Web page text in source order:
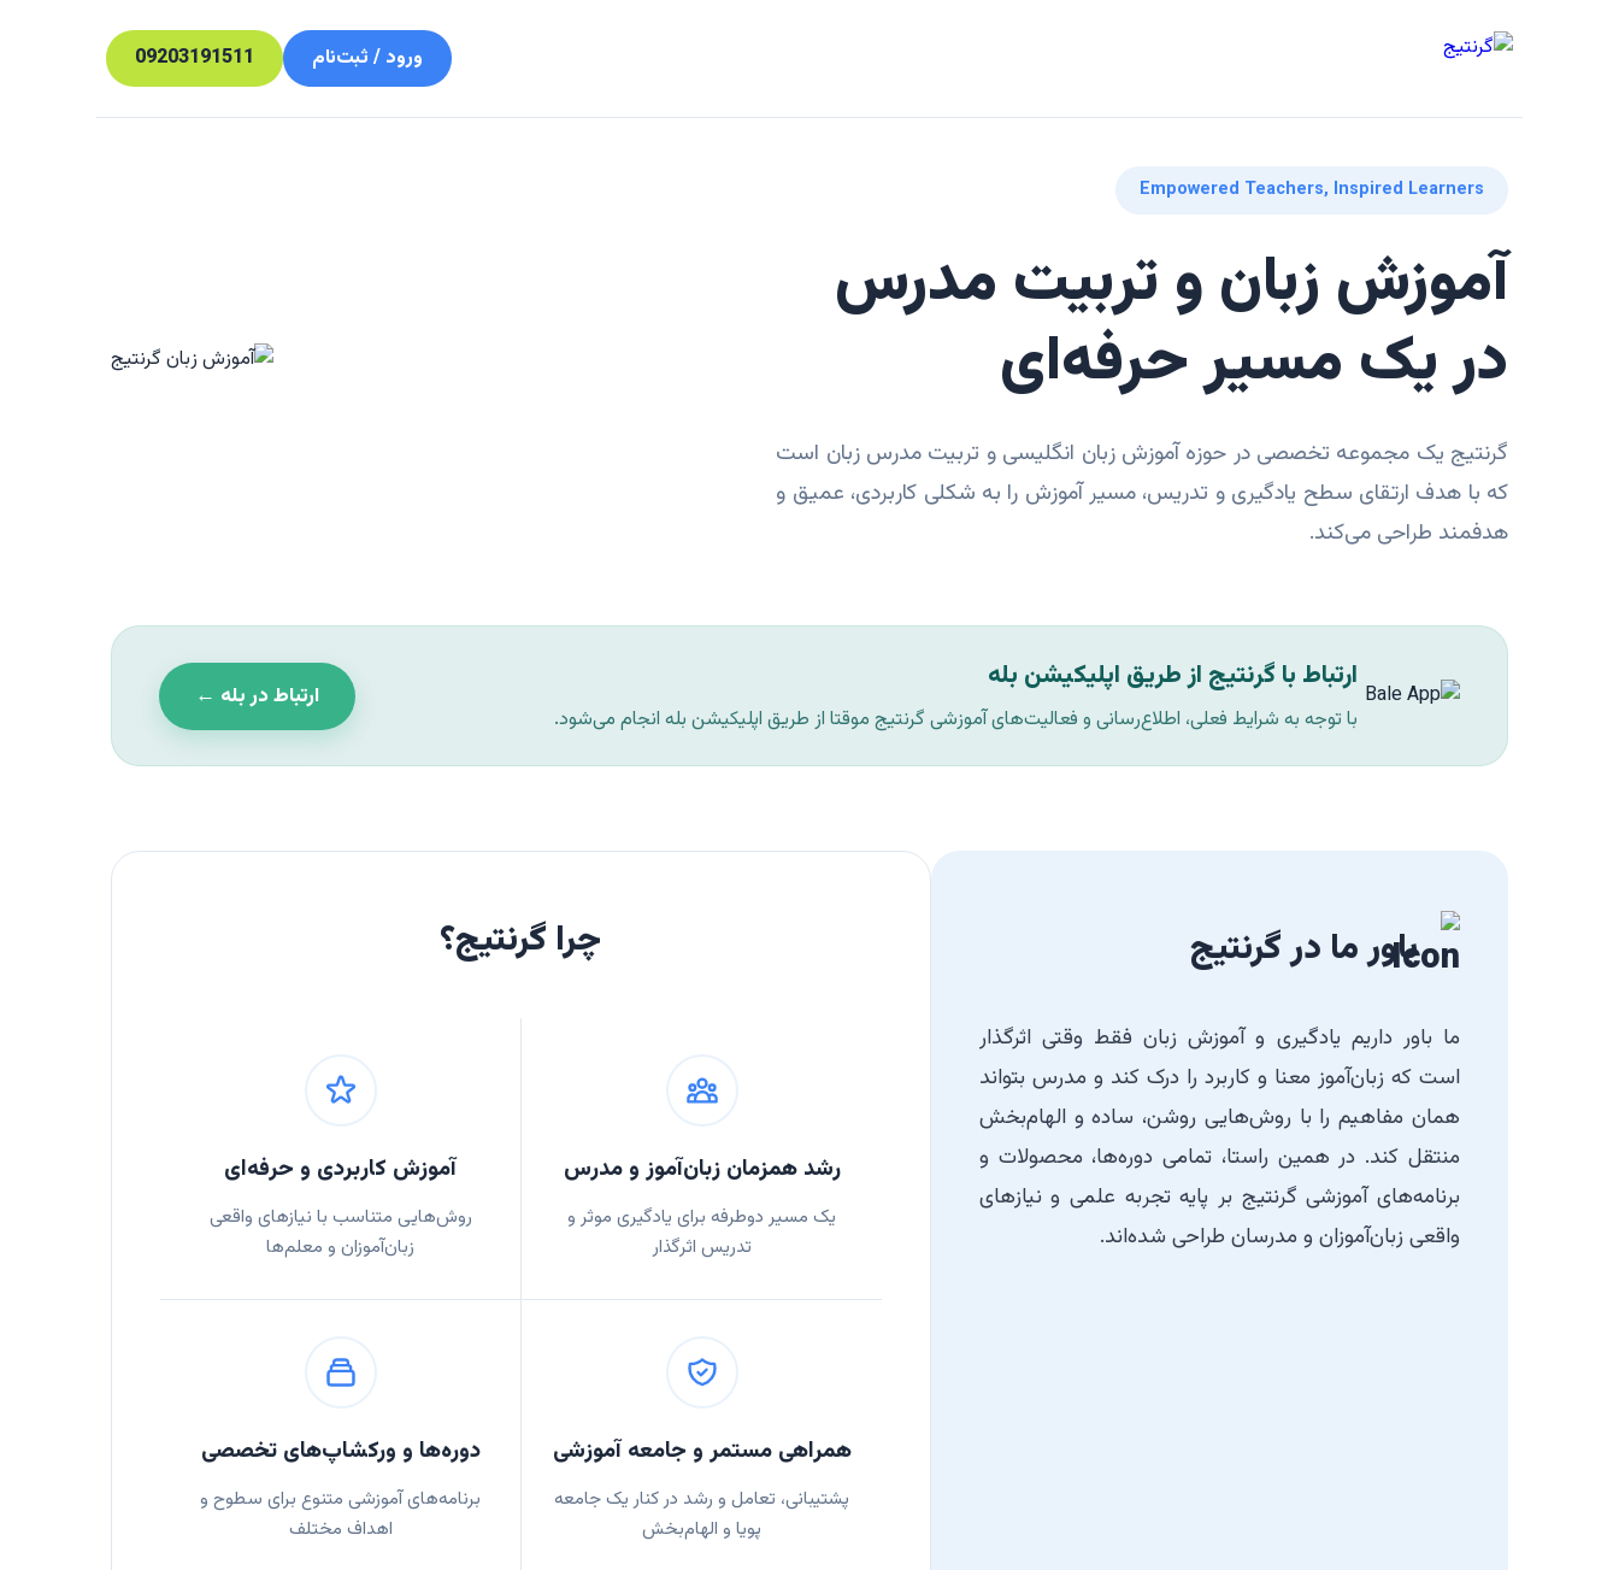
ورود / ثبت‌نام 09203191511
Empowered Teachers, Inspired Learners
آموزش زبان و تربیت مدرس
در یک مسیر حرفه‌ای
گرنتیج یک مجموعه تخصصی در حوزه آموزش زبان انگلیسی و تربیت مدرس زبان است
که با هدف ارتقای سطح یادگیری و تدریس، مسیر آموزش را به شکلی کاربردی، عمیق و
هدفمند طراحی می‌کند.
ارتباط با گرنتیج از طریق اپلیکیشن بله
با توجه به شرایط فعلی، اطلاع‌رسانی و فعالیت‌های آموزشی گرنتیج موقتا از طریق اپلیکیشن بله انجام می‌شود.
ارتباط در بله ←
باور ما در گرنتیج
ما باور داریم یادگیری و آموزش زبان فقط وقتی اثرگذار
است که زبان‌آموز معنا و کاربرد را درک کند و مدرس بتواند
همان مفاهیم را با روش‌هایی روشن، ساده و الهام‌بخش
منتقل کند. در همین راستا، تمامی دوره‌ها، محصولات و
برنامه‌های آموزشی گرنتیج بر پایه تجربه علمی و نیازهای
واقعی زبان‌آموزان و مدرسان طراحی شده‌اند.
چرا گرنتیج؟
رشد همزمان زبان‌آموز و مدرس
یک مسیر دوطرفه برای یادگیری موثر و
تدریس اثرگذار
آموزش کاربردی و حرفه‌ای
روش‌هایی متناسب با نیازهای واقعی
زبان‌آموزان و معلم‌ها
همراهی مستمر و جامعه آموزشی
پشتیبانی، تعامل و رشد در کنار یک جامعه
پویا و الهام‌بخش
دوره‌ها و ورکشاپ‌های تخصصی
برنامه‌های آموزشی متنوع برای سطوح و
اهداف مختلف